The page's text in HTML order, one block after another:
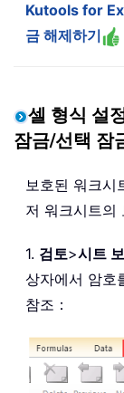
Kutools for
금 해제하기
셀 형식 설
잠금/선택 잠
보호된 워크시
저 워크시트의
1. 검토>시트
상자에서 암호
참조：